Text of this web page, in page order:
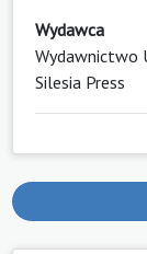
Wydawca
Wydawnictwo
Silesia Press